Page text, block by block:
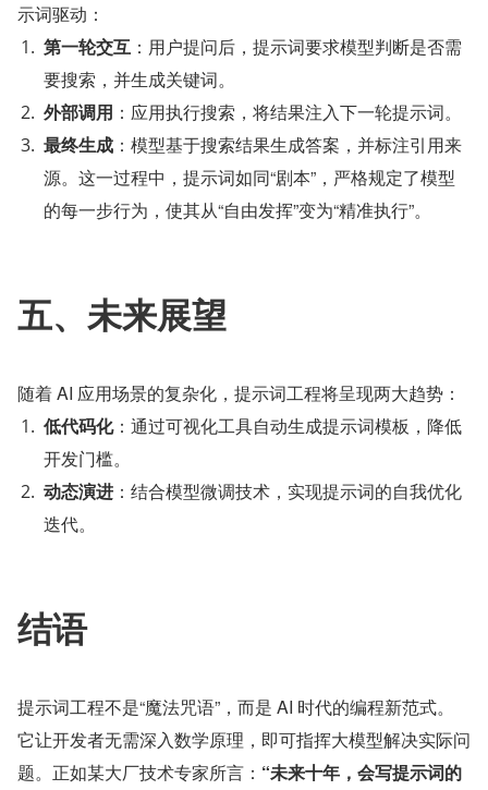
示词驱动：
第一轮交互 ：用户提问后，提示词要求模型判断是否需
要搜索，并生成关键词。
外部调用 ：应用执行搜索，将结果注入下一轮提示词。
最终生成 ：模型基于搜索结果生成答案，并标注引用来
源。这一过程中，提示词如同“剧本”，严格规定了模型
的每一步行为，使其从“自由发挥”变为“精准执行”。
五、未来展望
随着 AI 应用场景的复杂化，提示词工程将呈现两大趋势：
低代码化：通过可视化工具自动生成提示词模板，降低
开发门槛。
动态演进 ：结合模型微调技术，实现提示词的自我优化
迭代。
结语
提示词工程不是“魔法咒语”，而是 AI 时代的编程新范式。
它让开发者无需深入数学原理，即可指挥大模型解决实际问
题。正如某大厂技术专家所言： “未来十年，会写提示词的